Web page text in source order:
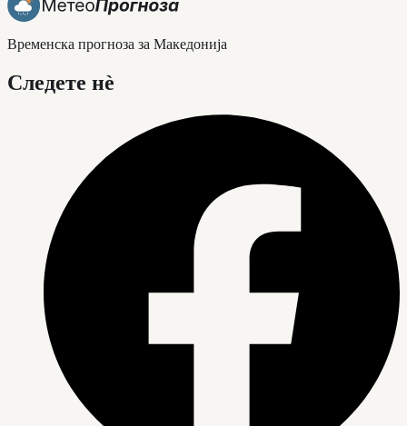
Временска прогноза за Македонија
Следете нè